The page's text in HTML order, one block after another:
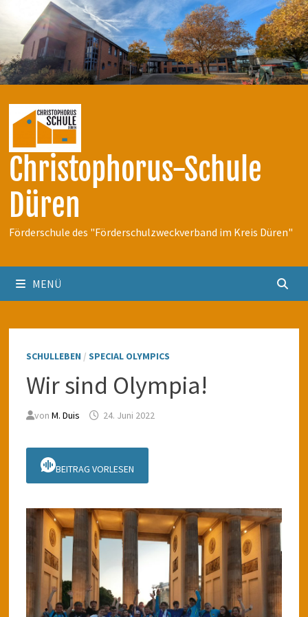
Inhalt
springen
Christophorus-Schule
Düren
Förderschule des "Förderschulzweckverband im Kreis Düren"
MENÜ
SCHULLEBEN / SPECIAL OLYMPICS
Wir sind Olympia!
von M. Duis 24. Juni 2022
BEITRAG VORLESEN